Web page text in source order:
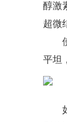
醇激
超微
平坦